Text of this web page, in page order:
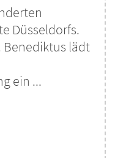
Düsseldorfs.
Benediktus lädt
ein ...